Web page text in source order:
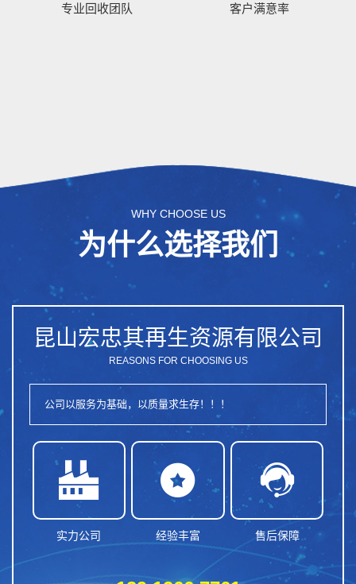
专业回收团队 客户满意率
WHY CHOOSE US
为什么选择我们
昆山宏忠其再生资源有限公司
REASONS FOR CHOOSING US
公司以服务为基础，以质量求生存！！！

实力公司

经验丰富

售后保障